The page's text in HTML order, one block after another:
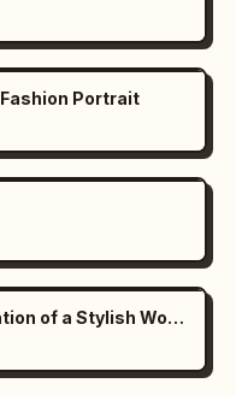
Portrait
Minimalist Watercolor Illustration of a Stylish Woman